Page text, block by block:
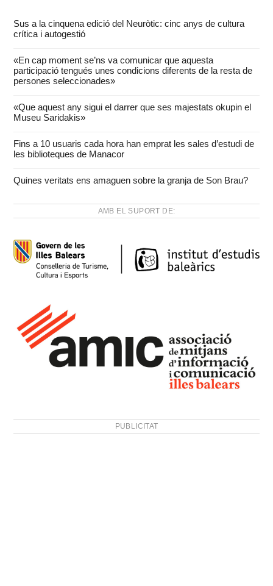
Sus a la cinquena edició del Neuròtic: cinc anys de cultura
crítica i autogestió
«En cap moment se’ns va comunicar que aquesta
participació tengués unes condicions diferents de la resta de
persones seleccionades»
«Que aquest any sigui el darrer que ses majestats okupin el
Museu Saridakis»
Fins a 10 usuaris cada hora han emprat les sales d’estudi de
les biblioteques de Manacor
Quines veritats ens amaguen sobre la granja de Son Brau?
AMB EL SUPORT DE:
PUBLICITAT